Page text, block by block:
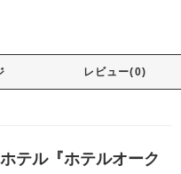
レビュー(0)
テル『ホテルオーク